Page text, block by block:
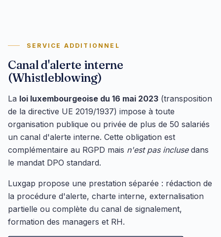
SERVICE ADDITIONNEL
Canal d'alerte interne
(Whistleblowing)
La loi luxembourgeoise du 16 mai 2023 (transposition
de la directive UE 2019/1937) impose à toute
organisation publique ou privée de plus de 50 salariés
un canal d'alerte interne. Cette obligation est
complémentaire au RGPD mais n'est pas inclusedans
le mandat DPO standard.
Luxgap propose une prestation séparée : rédaction de
la procédure d'alerte, charte interne, externalisation
partielle ou complète du canal de signalement,
formation des managers et RH.